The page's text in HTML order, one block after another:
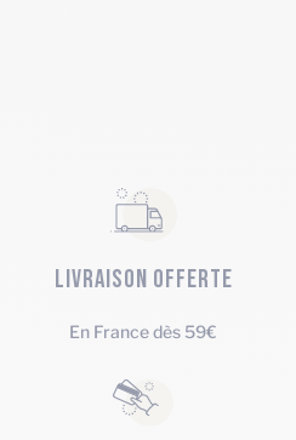
LIVRAISON OFFERTE
En France dès 59€